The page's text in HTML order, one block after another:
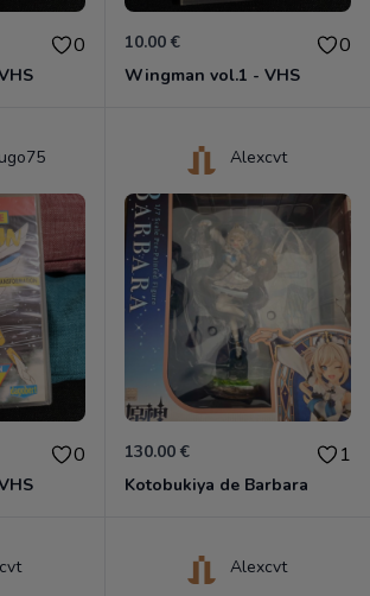
0 10.00 € 0
Wingman vol.1 - VHS
0
Alexcvt
130.00 € 1
Kotobukiya de Barbara
Alexcvt